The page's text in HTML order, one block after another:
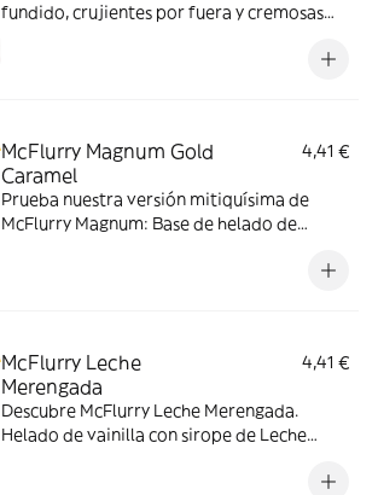
fundido, crujientes por fuera y cremosas
McFlurry Magnum Gold
Caramel
4,41 €
Prueba nuestra versión mitiquísima de
McFlurry Magnum: Base de helado de
Topping triturado de galleta con perlas y
McFlurry Leche
Merengada
4,41 €
Descubre McFlurry Leche Merengada.
Helado de vainilla con sirope de Leche
ahora y no te quedes sin tus mitiquísimos